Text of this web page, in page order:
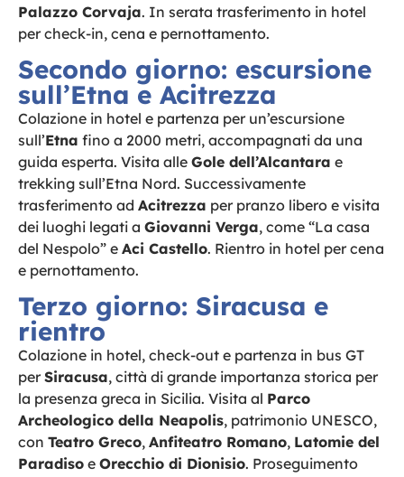
Palazzo Corvaja. In serata trasferimento in hotel
per check-in, cena e pernottamento.
Secondo giorno: escursione
sull’Etna e Acitrezza
Colazione in hotel e partenza per un’escursione
sull’Etna fino a 2000 metri, accompagnati da una
guida esperta. Visita alle Gole dell’Alcantara e
trekking sull’Etna Nord. Successivamente
trasferimento ad Acitrezza per pranzo libero e visita
dei luoghi legati a Giovanni Verga, come “La casa
del Nespolo” e Aci Castello. Rientro in hotel per cena
e pernottamento.
Terzo giorno: Siracusa e
rientro
Colazione in hotel, check-out e partenza in bus GT
per Siracusa, città di grande importanza storica per
la presenza greca in Sicilia. Visita al Parco
Archeologico della Neapolis, patrimonio UNESCO,
con Teatro Greco, Anfiteatro Romano, Latomie del
Paradiso e Orecchio di Dionisio. Proseguimento